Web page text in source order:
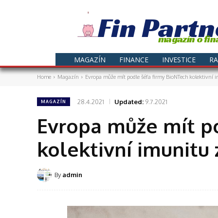
Fin magazín o
MAGAZÍN FINANCE INVESTICE
Home Magazín Evropa může mít podle šéfa firmy BioNTech kolektivní
MAGAZÍN 28.4.2021 Updated: 9.7.2021
Evropa může mít
kolektivní imunitu
By admin